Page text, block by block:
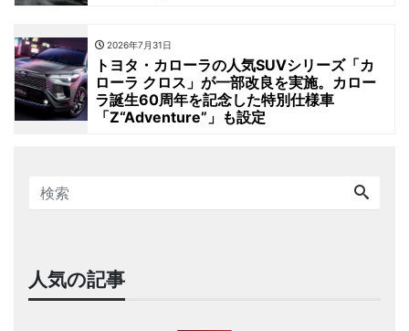
2026年7月31日
トヨタ・カローラの人気SUVシリーズ「カ
ローラ クロス」が一部改良を実施。カロー
ラ誕生60周年を記念した特別仕様車
「Z“Adventure”」も設定
人気の記事